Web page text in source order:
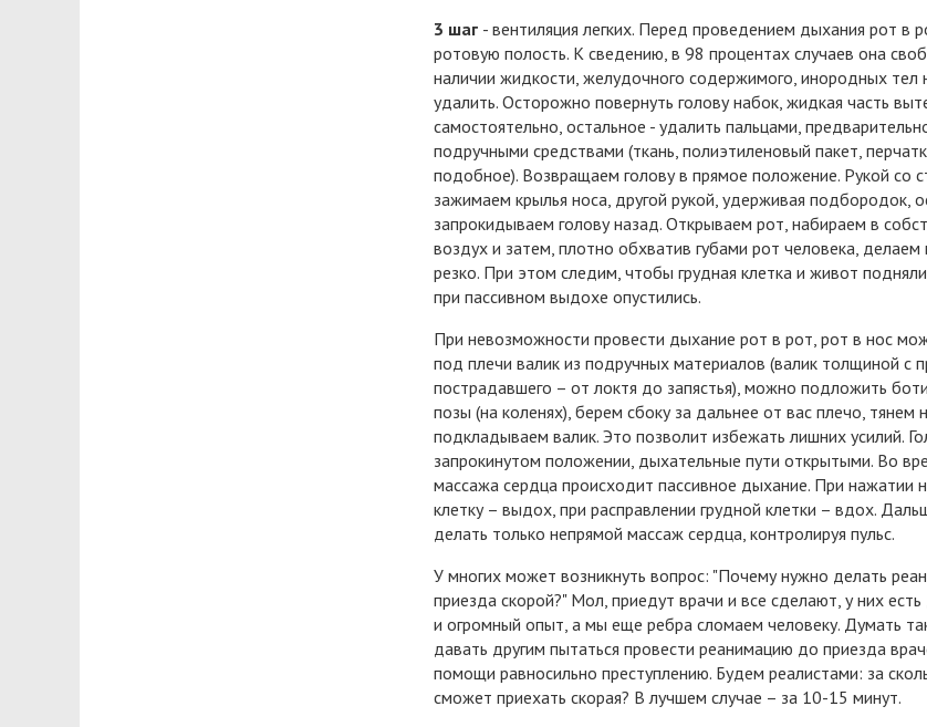
3 шаг - вентиляция легких. Перед проведением дыхания рот в
ротовую полость. К сведению, в 98 процентах случаев она
наличии жидкости, желудочного содержимого, инородных
удалить. Осторожно повернуть голову набок, жидкая часть
самостоятельно, остальное - удалить пальцами,
подручными средствами (ткань, полиэтиленовый пакет,
подобное). Возвращаем голову в прямое положение. Рукой со
зажимаем крылья носа, другой рукой, удерживая подбородок,
запрокидываем голову назад. Открываем рот, набираем в
воздух и затем, плотно обхватив губами рот человека, делаем
резко. При этом следим, чтобы грудная клетка и живот
при пассивном выдохе опустились.
При невозможности провести дыхание рот в рот, рот в нос
под плечи валик из подручных материалов (валик толщиной с
пострадавшего – от локтя до запястья), можно подложить
позы (на коленях), берем сбоку за дальнее от вас плечо, тянем
подкладываем валик. Это позволит избежать лишних усилий.
запрокинутом положении, дыхательные пути открытыми. Во
массажа сердца происходит пассивное дыхание. При нажатии
клетку – выдох, при расправлении грудной клетки – вдох.
делать только непрямой массаж сердца, контролируя пульс.
У многих может возникнуть вопрос: "Почему нужно делать
приезда скорой?" Мол, приедут врачи и все сделают, у них
и огромный опыт, а мы еще ребра сломаем человеку. Думать
давать другим пытаться провести реанимацию до приезда
помощи равносильно преступлению. Будем реалистами: за
сможет приехать скорая? В лучшем случае – за 10-15 минут.